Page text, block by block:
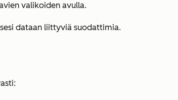
valikoiden avulla.
dataan liittyviä suodattimia.